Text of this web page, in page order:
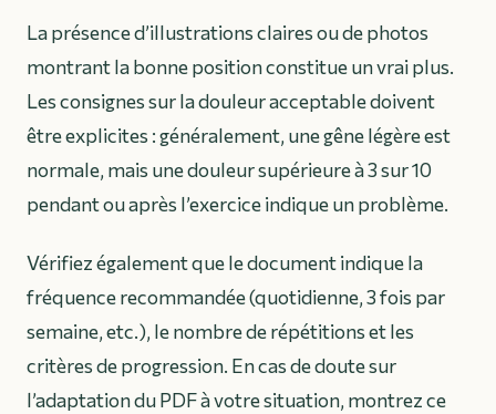
La présence d’illustrations claires ou de photos
montrant la bonne position constitue un vrai plus.
Les consignes sur la douleur acceptable doivent
être explicites : généralement, une gêne légère est
normale, mais une douleur supérieure à 3 sur 10
pendant ou après l’exercice indique un problème.
Vérifiez également que le document indique la
fréquence recommandée (quotidienne, 3 fois par
semaine, etc.), le nombre de répétitions et les
critères de progression. En cas de doute sur
l’adaptation du PDF à votre situation, montrez ce